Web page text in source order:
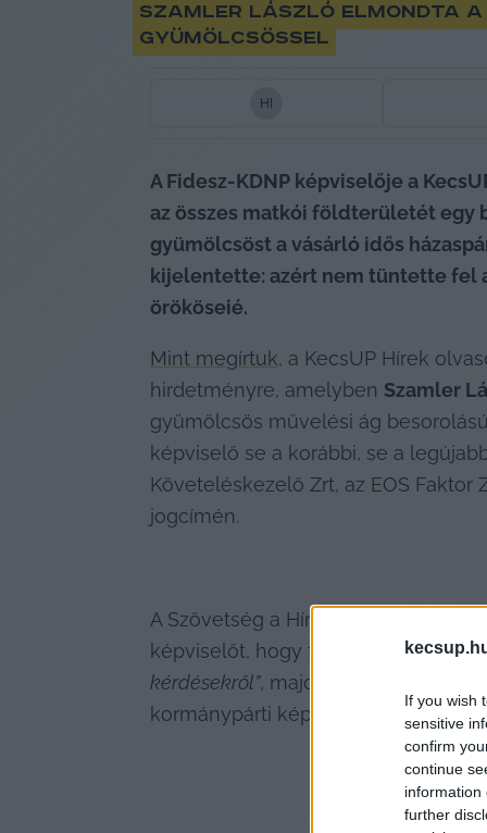
If you wish
sensitive
confirm
continue
information
further
Szamler László elmondta a
gyümölcsössel
H
A Fidesz-KDNP képviselője a
az összes matkói földterületét egy
gyümölcsöst a vásárló idős
kijelentette: azért nem tüntette fel
örököseié.
Mint megírtuk, a KecsUP Hírek
hirdetményre, amelyben Szamler
gyümölcsös művelési ág
képviselő se a korábbi, se a
Követeléskezelő Zrt, az EOS
jogcímén.
A Szövetség a Hírös Városért
képviselőt, hogy február 10-ig „
kérdésekről”, majd miután nem
kormánypárti képviselő ellen.